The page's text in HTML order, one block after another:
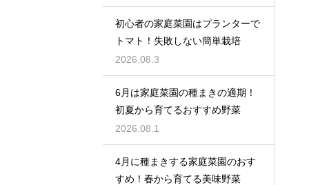
初心者の家庭菜園はプランターで
トマト！失敗しない簡単栽培
2026.08.3
6月は家庭菜園の種まきの適期！
初夏から育てるおすすめ野菜
2026.08.1
4月に種まきする家庭菜園のおす
すめ！春から育てる美味野菜